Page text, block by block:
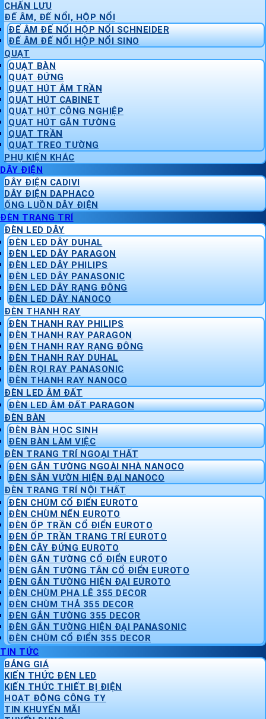
CHẤN LƯU
ĐẾ ÂM, ĐẾ NỔI, HỘP NỔI
ĐẾ ÂM ĐẾ NỔI HỘP NỔI SCHNEIDER
ĐẾ ÂM ĐẾ NỔI HỘP NỔI SINO
QUẠT
QUẠT BÀN
QUẠT ĐỨNG
QUẠT HÚT ÂM TRẦN
QUẠT HÚT CABINET
QUẠT HÚT CÔNG NGHIỆP
QUẠT HÚT GẮN TƯỜNG
QUẠT TRẦN
QUẠT TREO TƯỜNG
PHỤ KIỆN KHÁC
DÂY ĐIỆN
DÂY ĐIỆN CADIVI
DÂY ĐIỆN DAPHACO
ỐNG LUỒN DÂY ĐIỆN
ĐÈN TRANG TRÍ
ĐÈN LED DÂY
ĐÈN LED DÂY DUHAL
ĐÈN LED DÂY PARAGON
ĐÈN LED DÂY PHILIPS
ĐÈN LED DÂY PANASONIC
ĐÈN LED DÂY RẠNG ĐÔNG
ĐÈN LED DÂY NANOCO
ĐÈN THANH RAY
ĐÈN THANH RAY PHILIPS
ĐÈN THANH RAY PARAGON
ĐÈN THANH RAY RẠNG ĐÔNG
ĐÈN THANH RAY DUHAL
ĐÈN RỌI RAY PANASONIC
ĐÈN THANH RAY NANOCO
ĐÈN LED ÂM ĐẤT
ĐÈN LED ÂM ĐẤT PARAGON
ĐÈN BÀN
ĐÈN BÀN HỌC SINH
ĐÈN BÀN LÀM VIỆC
ĐÈN TRANG TRÍ NGOẠI THẤT
ĐÈN GẮN TƯỜNG NGOÀI NHÀ NANOCO
ĐÈN SÂN VƯỜN HIỆN ĐẠI NANOCO
ĐÈN TRANG TRÍ NỘI THẤT
ĐÈN CHÙM CỔ ĐIỂN EUROTO
ĐÈN CHÙM NẾN EUROTO
ĐÈN ỐP TRẦN CỔ ĐIỂN EUROTO
ĐÈN ỐP TRẦN TRANG TRÍ EUROTO
ĐÈN CÂY ĐỨNG EUROTO
ĐÈN GẮN TƯỜNG CỔ ĐIỂN EUROTO
ĐÈN GẮN TƯỜNG TÂN CỔ ĐIỂN EUROTO
ĐÈN GẮN TƯỜNG HIỆN ĐẠI EUROTO
ĐÈN CHÙM PHA LÊ 355 DECOR
ĐÈN CHÙM THẢ 355 DECOR
ĐÈN GẮN TƯỜNG 355 DECOR
ĐÈN GẮN TƯỜNG HIỆN ĐẠI PANASONIC
ĐÈN CHÙM CỔ ĐIỂN 355 DECOR
TIN TỨC
BẢNG GIÁ
KIẾN THỨC ĐÈN LED
KIẾN THỨC THIẾT BỊ ĐIỆN
HOẠT ĐỘNG CÔNG TY
TIN KHUYẾN MÃI